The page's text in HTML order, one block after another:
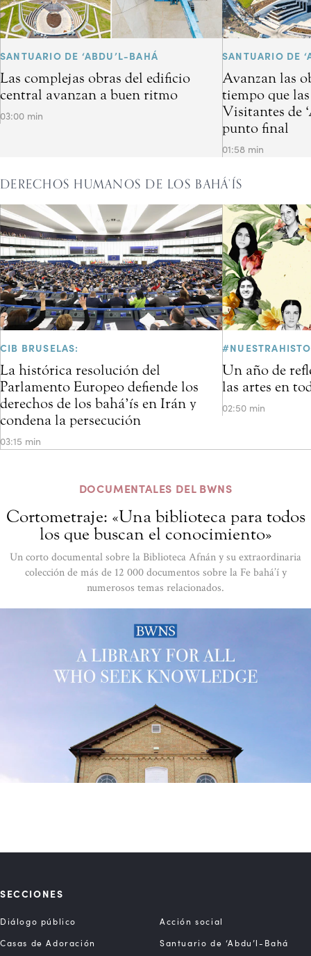
SANTUARIO DE ‘ABDU’L-BAHÁ
Las complejas obras del edificio
central avanzan a buen ritmo
03:00 min
SANTUARIO DE
Avanzan las
tiempo que
Visitantes de
punto final
01:58 min
DERECHOS HUMANOS DE LOS BAHÁ’ÍS
CIB BRUSELAS:
La histórica resolución del
Parlamento Europeo defiende los
derechos de los bahá’ís en Irán y
condena la persecución
03:15 min
Un año de
las artes en
02:50 min
DOCUMENTALES DEL BWNS
Cortometraje: «Una biblioteca para todos
los que buscan el conocimiento»
Un corto documental sobre la Biblioteca Afnán y su extraordinaria
colección de más de 12 000 documentos sobre la Fe bahá’í y
numerosos temas relacionados.
SECCIONES
Diálogo público
Acción social
Casas de Adoración
Santuario de ‘Abdu’l-Bahá